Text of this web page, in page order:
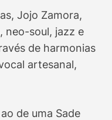
Jojo Zamora,
neo-soul, jazz e
de harmonias
artesanal,
de uma Sade